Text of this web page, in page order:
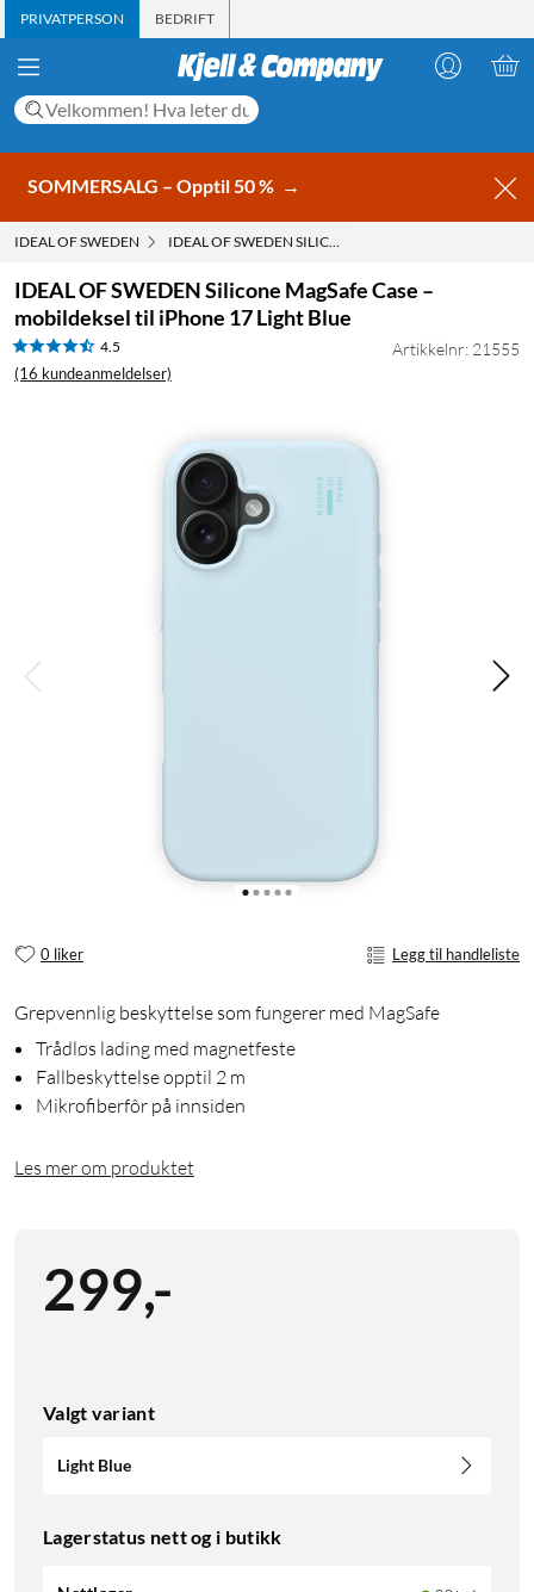
PRIVATPERSON BEDRIFT
SOMMERSALG – Opptil 50 % →
IDEAL OF SWEDEN IDEAL OF SWEDEN SILICONE MAGSAFE CASE –
IDEAL OF SWEDEN Silicone MagSafe Case –
mobildeksel til iPhone 17 Light Blue
4.5
(16 kundeanmeldelser)
Artikkelnr: 21555
0 liker Legg til handleliste
Grepvennlig beskyttelse som fungerer med MagSafe
Trådløs lading med magnetfeste
Fallbeskyttelse opptil 2 m
Mikrofiberfôr på innsiden
Les mer om produktet
299,-
Valgt variant
Light Blue
Lagerstatus nett og i butikk